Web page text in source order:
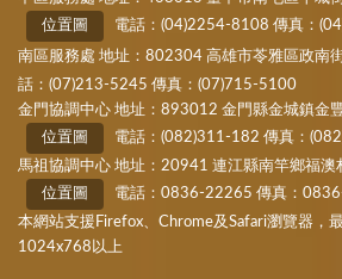
位置圖
電話：(04)2254-8108 傳真：
南區服務處 地址：802304 高雄市苓雅區政南
話：(07)213-5245 傳真：(07)715-5100
金門協調中心 地址：893012 金門縣金城鎮金
位置圖
電話：(082)311-182 傳真：
馬祖協調中心 地址：20941 連江縣南竿鄉福
位置圖
電話：0836-22265 傳真：
本網站支援Firefox、Chrome及Safari瀏覽器，
1024x768以上